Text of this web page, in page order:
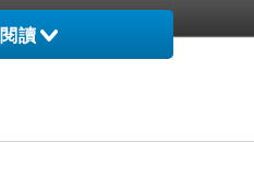
分袖上衣-黑
讀